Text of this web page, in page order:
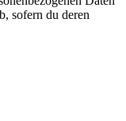
sofern du deren